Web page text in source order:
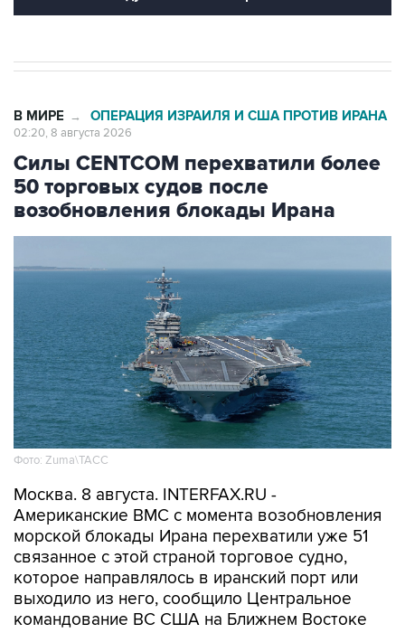
Силы CENTCOM перехватили более
50 торговых судов после
возобновления блокады Ирана
Фото: Zuma\ТАСС
Москва. 8 августа. INTERFAX.RU -
морской блокады Ирана перехватили уже 51
связанное с этой страной торговое судно,
которое направлялось в иранский порт или
выходило из него, сообщило Центральное
командование ВС США на Ближнем Востоке
(CENTCOM).